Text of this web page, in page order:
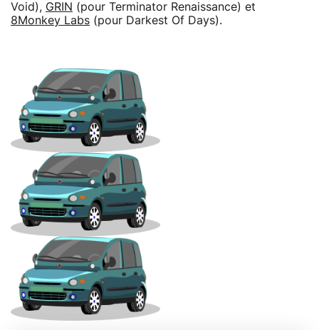
Void), GRIN (pour Terminator Renaissance) et
8Monkey Labs (pour Darkest Of Days).